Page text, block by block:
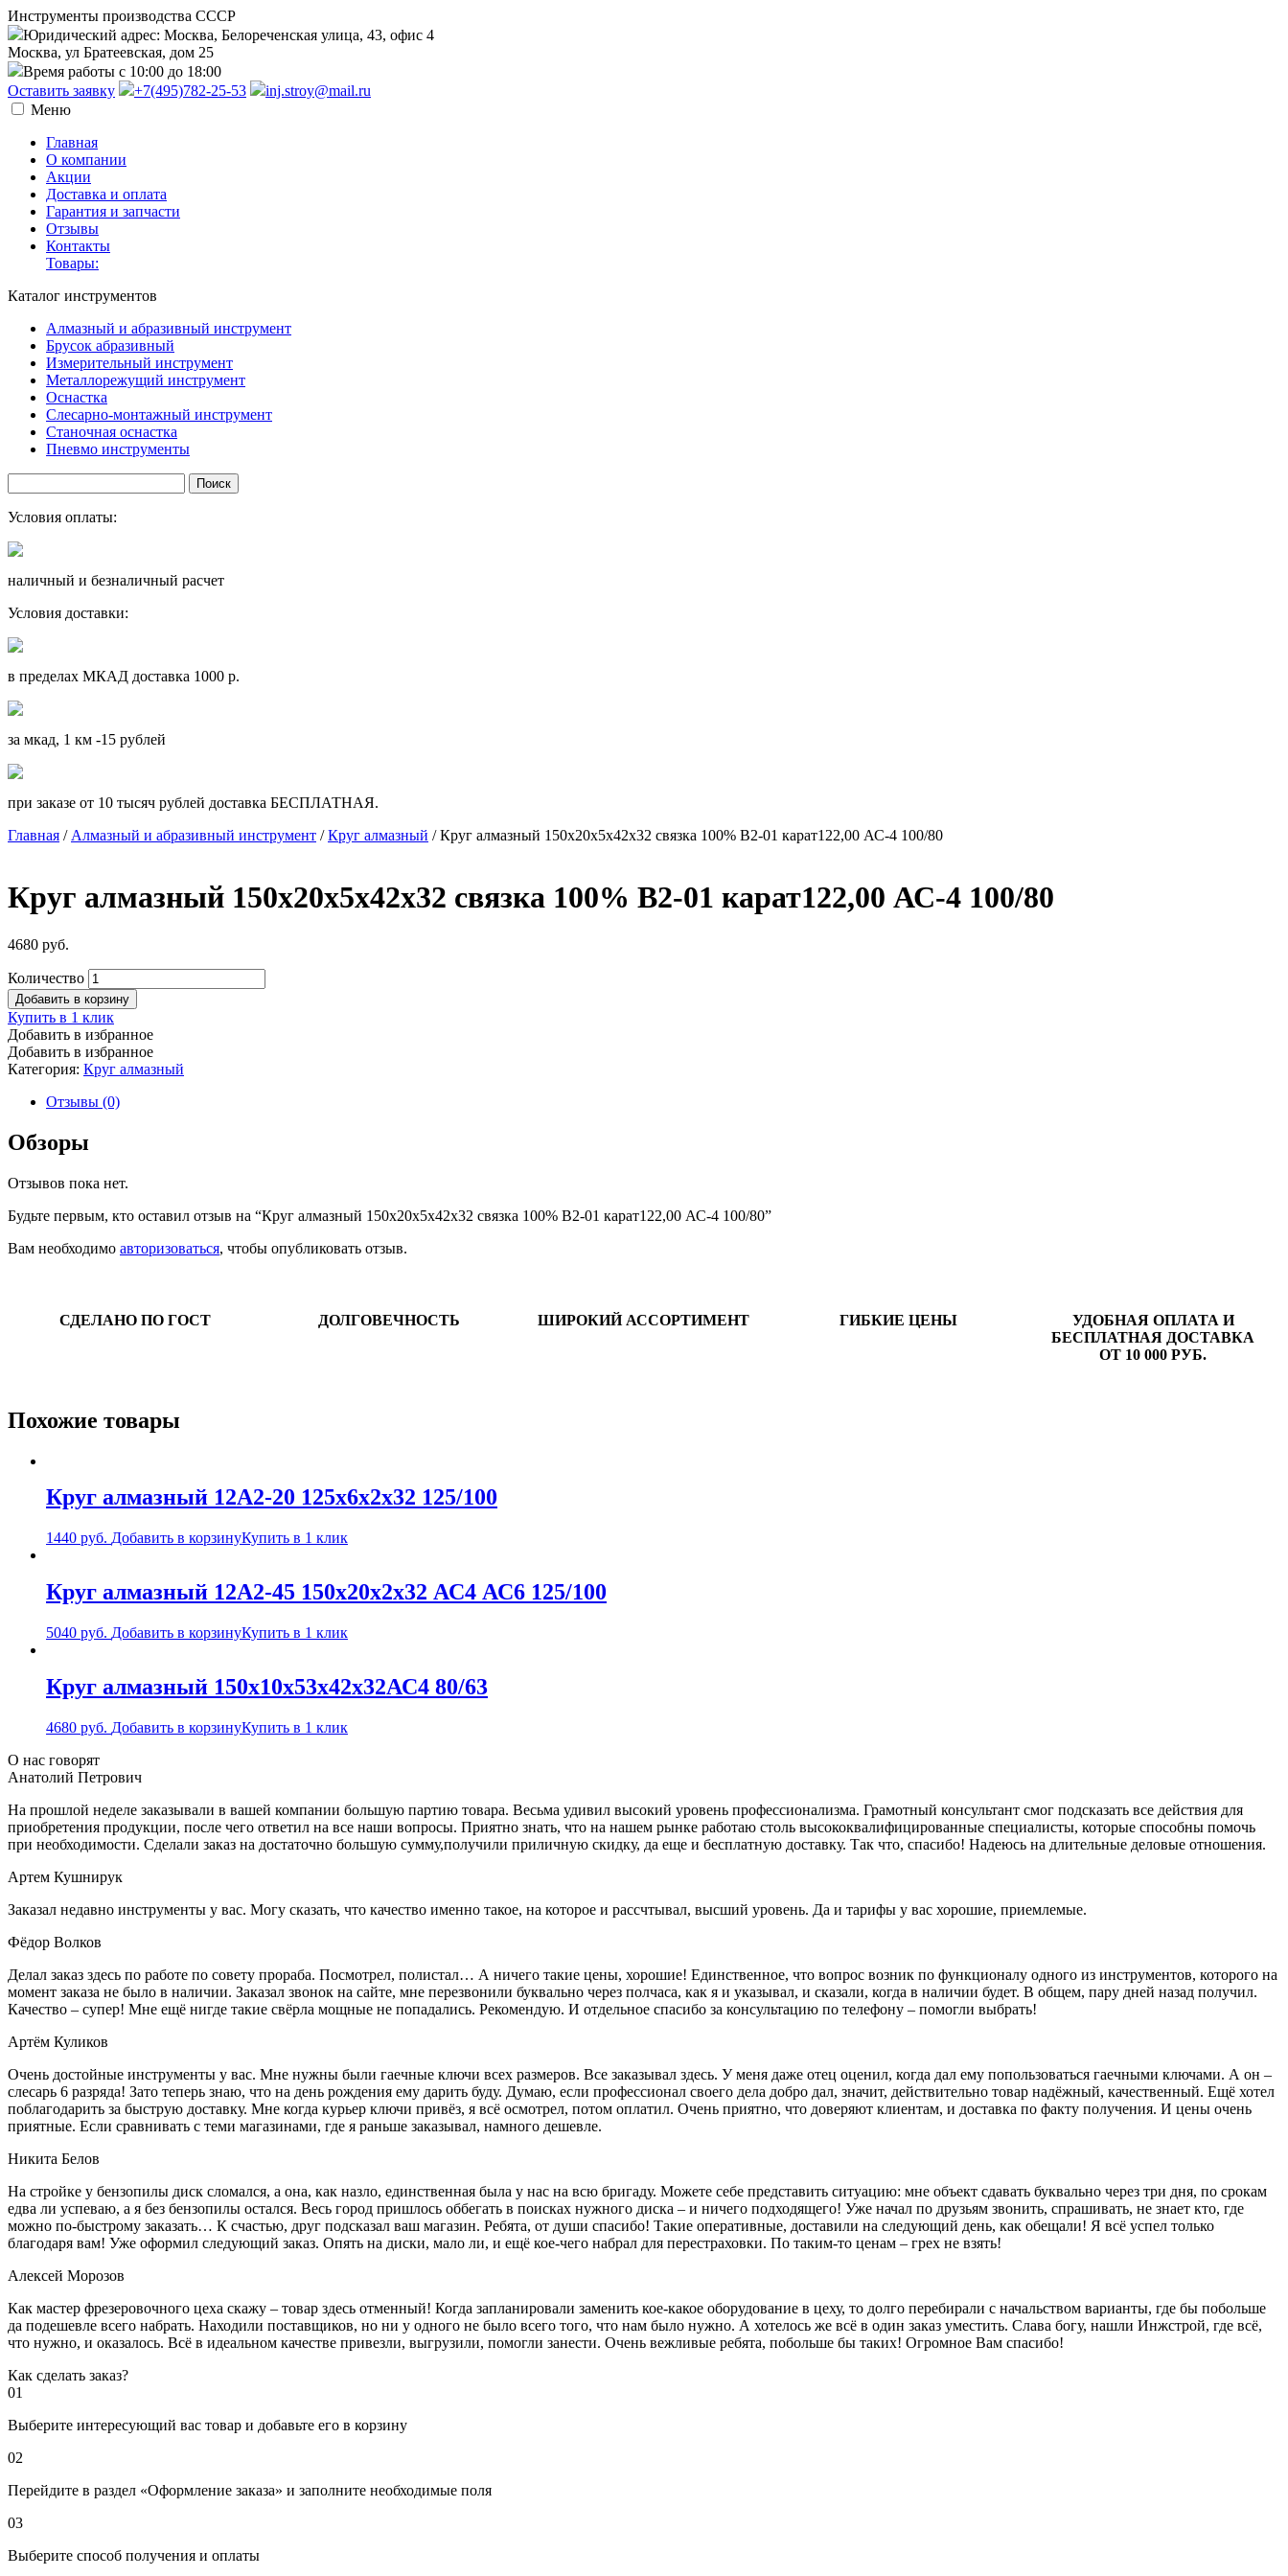
Инструменты производства СССР
Юридический адрес: Москва, Белореченская улица, 43, офис 4
Москва, ул Братеевская, дом 25
Время работы с 10:00 до 18:00
Оставить заявку
+7(495)782-25-53
inj.stroy@mail.ru
Меню
Главная
О компании
Акции
Доставка и оплата
Гарантия и запчасти
Отзывы
Контакты
Товары:
Каталог инструментов
Алмазный и абразивный инструмент
Брусок абразивный
Измерительный инструмент
Металлорежущий инструмент
Оснастка
Слесарно-монтажный инструмент
Станочная оснастка
Пневмо инструменты
Условия оплаты:
наличный и безналичный расчет
Условия доставки:
в пределах МКАД доставка 1000 р.
за мкад, 1 км -15 рублей
при заказе от 10 тысяч рублей доставка БЕСПЛАТНАЯ.
Главная / Алмазный и абразивный инструмент /Круг алмазный / Круг алмазный 150х20х5х42х32 связка 100% В2-01 карат122,00 АС-4 100/80
Круг алмазный 150х20х5х42х32 связка 100% В2-01 карат122,00 АС-4 100/80
4680 руб.
Количество
Добавить в корзину
Купить в 1 клик
Добавить в избранное
Добавить в избранное
Категория: Круг алмазный
Отзывы (0)
Обзоры
Отзывов пока нет.
Будьте первым, кто оставил отзыв на “Круг алмазный 150х20х5х42х32 связка 100% В2-01 карат122,00 АС-4 100/80”
Вам необходимо авторизоваться, чтобы опубликовать отзыв.
СДЕЛАНО ПО ГОСТ ДОЛГОВЕЧНОСТЬ ШИРОКИЙ АССОРТИМЕНТ ГИБКИЕ ЦЕНЫ
УДОБНАЯ ОПЛАТА И
БЕСПЛАТНАЯ ДОСТАВКА
ОТ 10 000 РУБ.
Похожие товары
Круг алмазный 12А2-20 125х6х2х32 125/100
1440 руб. Добавить в корзинуКупить в 1 клик
Круг алмазный 12А2-45 150х20х2х32 АС4 АС6 125/100
5040 руб. Добавить в корзинуКупить в 1 клик
Круг алмазный 150х10х53х42х32АС4 80/63
4680 руб. Добавить в корзинуКупить в 1 клик
О нас говорят
Анатолий Петрович
На прошлой неделе заказывали в вашей компании большую партию товара. Весьма удивил высокий уровень профессионализма. Грамотный консультант смог подсказать все действия для
приобретения продукции, после чего ответил на все наши вопросы. Приятно знать, что на нашем рынке работаю столь высококвалифицированные специалисты, которые способны помочь
при необходимости. Сделали заказ на достаточно большую сумму,получили приличную скидку, да еще и бесплатную доставку. Так что, спасибо! Надеюсь на длительные деловые отношения.
Артем Кушнирук
Заказал недавно инструменты у вас. Могу сказать, что качество именно такое, на которое и рассчтывал, высший уровень. Да и тарифы у вас хорошие, приемлемые.
Фёдор Волков
Делал заказ здесь по работе по совету прораба. Посмотрел, полистал… А ничего такие цены, хорошие! Единственное, что вопрос возник по функционалу одного из инструментов, которого на
момент заказа не было в наличии. Заказал звонок на сайте, мне перезвонили буквально через полчаса, как я и указывал, и сказали, когда в наличии будет. В общем, пару дней назад получил.
Качество – супер! Мне ещё нигде такие свёрла мощные не попадались. Рекомендую. И отдельное спасибо за консультацию по телефону – помогли выбрать!
Артём Куликов
Очень достойные инструменты у вас. Мне нужны были гаечные ключи всех размеров. Все заказывал здесь. У меня даже отец оценил, когда дал ему попользоваться гаечными ключами. А он –
слесарь 6 разряда! Зато теперь знаю, что на день рождения ему дарить буду. Думаю, если профессионал своего дела добро дал, значит, действительно товар надёжный, качественный. Ещё хотел
поблагодарить за быструю доставку. Мне когда курьер ключи привёз, я всё осмотрел, потом оплатил. Очень приятно, что доверяют клиентам, и доставка по факту получения. И цены очень
приятные. Если сравнивать с теми магазинами, где я раньше заказывал, намного дешевле.
Никита Белов
На стройке у бензопилы диск сломался, а она, как назло, единственная была у нас на всю бригаду. Можете себе представить ситуацию: мне объект сдавать буквально через три дня, по срокам
едва ли успеваю, а я без бензопилы остался. Весь город пришлось оббегать в поисках нужного диска – и ничего подходящего! Уже начал по друзьям звонить, спрашивать, не знает кто, где
можно по-быстрому заказать… К счастью, друг подсказал ваш магазин. Ребята, от души спасибо! Такие оперативные, доставили на следующий день, как обещали! Я всё успел только
благодаря вам! Уже оформил следующий заказ. Опять на диски, мало ли, и ещё кое-чего набрал для перестраховки. По таким-то ценам – грех не взять!
Алексей Морозов
Как мастер фрезеровочного цеха скажу – товар здесь отменный! Когда запланировали заменить кое-какое оборудование в цеху, то долго перебирали с начальством варианты, где бы побольше
да подешевле всего набрать. Находили поставщиков, но ни у одного не было всего того, что нам было нужно. А хотелось же всё в один заказ уместить. Слава богу, нашли Инжстрой, где всё,
что нужно, и оказалось. Всё в идеальном качестве привезли, выгрузили, помогли занести. Очень вежливые ребята, побольше бы таких! Огромное Вам спасибо!
Как сделать заказ?
01
Выберите интересующий вас товар и добавьте его в корзину
02
Перейдите в раздел «Оформление заказа» и заполните необходимые поля
03
Выберите способ получения и оплаты